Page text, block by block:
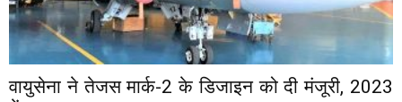
वायुसेना ने तेजस मार्क-2 के डिजाइन को दी मंजूरी, 2023